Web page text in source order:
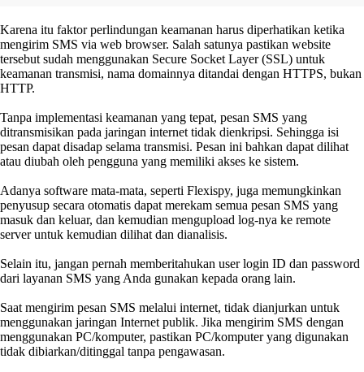
Karena itu faktor perlindungan keamanan harus diperhatikan ketika
mengirim SMS via web browser. Salah satunya pastikan website
tersebut sudah menggunakan Secure Socket Layer (SSL) untuk
keamanan transmisi, nama domainnya ditandai dengan HTTPS, bukan
HTTP.
Tanpa implementasi keamanan yang tepat, pesan SMS yang
ditransmisikan pada jaringan internet tidak dienkripsi. Sehingga isi
pesan dapat disadap selama transmisi. Pesan ini bahkan dapat dilihat
atau diubah oleh pengguna yang memiliki akses ke sistem.
Adanya software mata-mata, seperti Flexispy, juga memungkinkan
penyusup secara otomatis dapat merekam semua pesan SMS yang
masuk dan keluar, dan kemudian mengupload log-nya ke remote
server untuk kemudian dilihat dan dianalisis.
Selain itu, jangan pernah memberitahukan user login ID dan password
dari layanan SMS yang Anda gunakan kepada orang lain.
Saat mengirim pesan SMS melalui internet, tidak dianjurkan untuk
menggunakan jaringan Internet publik. Jika mengirim SMS dengan
menggunakan PC/komputer, pastikan PC/komputer yang digunakan
tidak dibiarkan/ditinggal tanpa pengawasan.